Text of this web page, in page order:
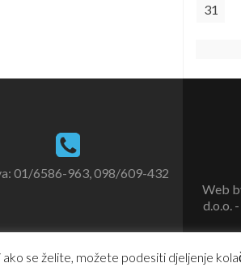
31
01/6586-963, 098/609-432
Web
d.o.o.
se želite, možete podesiti djeljenje